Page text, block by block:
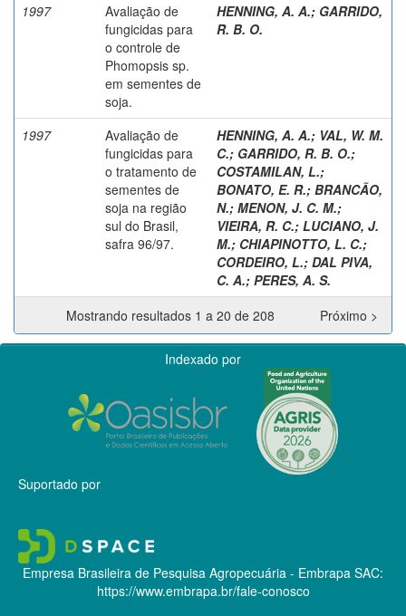
1997
Avaliação de
fungicidas para
o controle de
Phomopsis sp.
em sementes de
soja.
HENNING, A. A.; GARRIDO,
R. B. O.
1997
Avaliação de
fungicidas para
o tratamento de
sementes de
soja na região
sul do Brasil,
safra 96/97.
HENNING, A. A.; VAL, W. M.
C.; GARRIDO, R. B. O.;
COSTAMILAN, L.;
BONATO, E. R.; BRANCÃO,
N.; MENON, J. C. M.;
VIEIRA, R. C.; LUCIANO, J.
M.; CHIAPINOTTO, L. C.;
CORDEIRO, L.; DAL PIVA,
C. A.; PERES, A. S.
Mostrando resultados 1 a 20 de 208
Próximo >
Indexado por
Suportado por
Empresa Brasileira de Pesquisa Agropecuária - Embrapa SAC:
https://www.embrapa.br/fale-conosco